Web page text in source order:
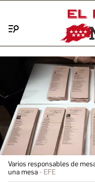
Varios responsables de
una mesa
EFE